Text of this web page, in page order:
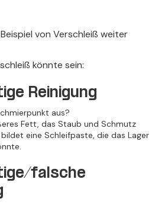
von Verschleiß weiter
könnte sein:
Reinigung
aus?
Fett, das Staub und Schmutz
eine Schleifpaste, die das Lager
falsche